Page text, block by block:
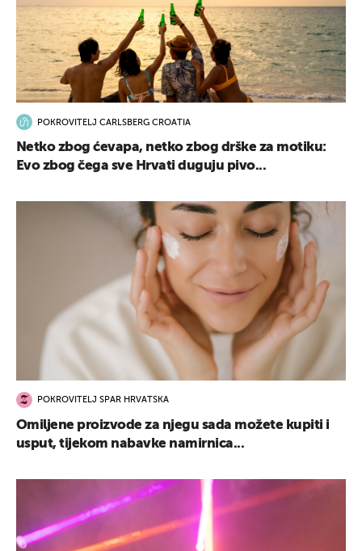
POKROVITELJ CARLSBERG CROATIA
Netko zbog ćevapa, netko zbog drške za motiku:
Evo zbog čega sve Hrvati duguju pivo...
POKROVITELJ SPAR HRVATSKA
Omiljene proizvode za njegu sada možete kupiti i
usput, tijekom nabavke namirnica...